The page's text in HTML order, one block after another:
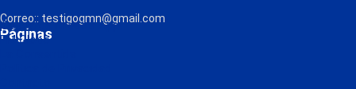
Correo:: testigogmn@gmail.com
Páginas
¡Descarga nuestra App!
FM Globo